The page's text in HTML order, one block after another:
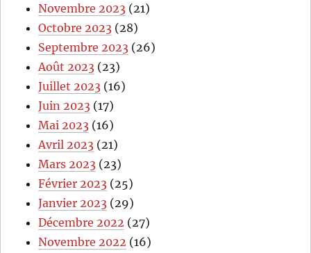
Novembre 2023 (21)
Octobre 2023 (28)
Septembre 2023 (26)
Août 2023 (23)
Juillet 2023 (16)
Juin 2023 (17)
Mai 2023 (16)
Avril 2023 (21)
Mars 2023 (23)
Février 2023 (25)
Janvier 2023 (29)
Décembre 2022 (27)
Novembre 2022 (16)